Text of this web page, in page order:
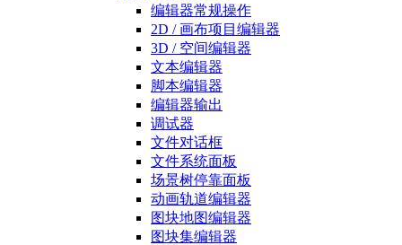
编辑器常规操作
2D / 画布项目编辑器
3D / 空间编辑器
文本编辑器
脚本编辑器
编辑器输出
调试器
文件对话框
文件系统面板
场景树停靠面板
动画轨道编辑器
图块地图编辑器
图块集编辑器